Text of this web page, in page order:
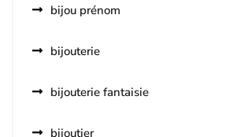
bijou prénom
bijouterie
bijouterie fantaisie
bijoutier